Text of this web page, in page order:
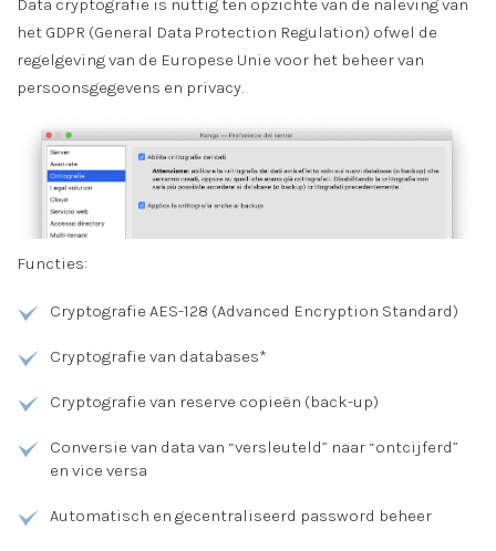
het GDPR (General Data Protection Regulation) ofwel de
regelgeving van de Europese Unie voor het beheer van
persoonsgegevens en privacy.
Functies:
Cryptografie AES-128 (Advanced Encryption Standard)
Cryptografie van databases*
Cryptografie van reserve copieën (back-up)
Conversie van data van “versleuteld” naar “ontcijferd”
en vice versa
Automatisch en gecentraliseerd password beheer